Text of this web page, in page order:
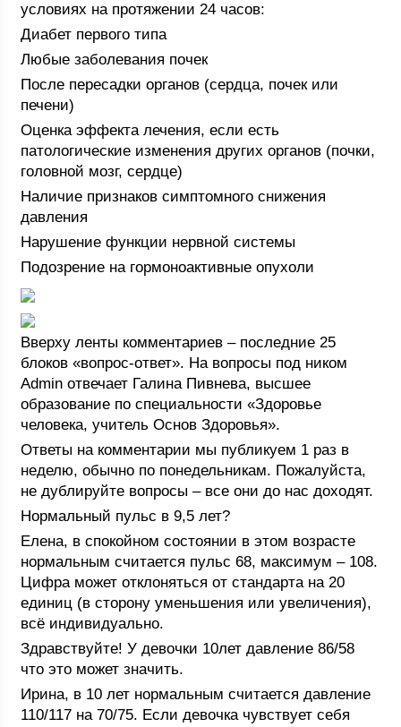
условиях на протяжении 24 часов:
Диабет первого типа
Любые заболевания почек
После пересадки органов (сердца, почек или
печени)
Оценка эффекта лечения, если есть
патологические изменения других органов (почки,
головной мозг, сердце)
Наличие признаков симптомного снижения
давления
Нарушение функции нервной системы
Подозрение на гормоноактивные опухоли
Вверху ленты комментариев – последние 25
блоков «вопрос-ответ». На вопросы под ником
Admin отвечает Галина Пивнева, высшее
образование по специальности «Здоровье
человека, учитель Основ Здоровья».
Ответы на комментарии мы публикуем 1 раз в
неделю, обычно по понедельникам. Пожалуйста,
не дублируйте вопросы – все они до нас доходят.
Нормальный пульс в 9,5 лет?
Елена, в спокойном состоянии в этом возрасте
нормальным считается пульс 68, максимум – 108.
Цифра может отклоняться от стандарта на 20
единиц (в сторону уменьшения или увеличения),
всё индивидуально.
Здравствуйте! У девочки 10лет давление 86/58
что это может значить.
Ирина, в 10 лет нормальным считается давление
110/117 на 70/75. Если девочка чувствует себя